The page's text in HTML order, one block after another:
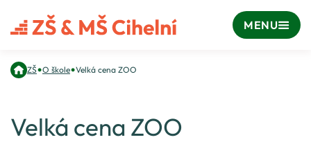
MENU
ZŠ•O škole•Velká cena ZOO
Velká cena ZOO